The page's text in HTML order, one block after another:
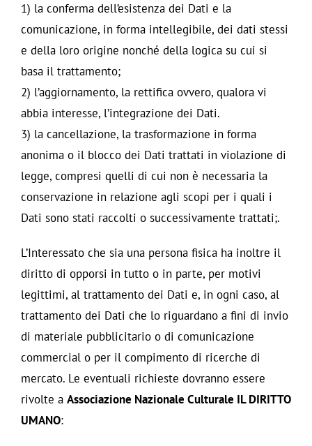
1) la conferma dell’esistenza dei Dati e la
comunicazione, in forma intellegibile, dei dati stessi
e della loro origine nonché della logica su cui si
basa il trattamento;
2) l’aggiornamento, la rettifica ovvero, qualora vi
abbia interesse, l’integrazione dei Dati.
3) la cancellazione, la trasformazione in forma
anonima o il blocco dei Dati trattati in violazione di
legge, compresi quelli di cui non è necessaria la
conservazione in relazione agli scopi per i quali i
Dati sono stati raccolti o successivamente trattati;.
L’Interessato che sia una persona fisica ha inoltre il
diritto di opporsi in tutto o in parte, per motivi
legittimi, al trattamento dei Dati e, in ogni caso, al
trattamento dei Dati che lo riguardano a fini di invio
di materiale pubblicitario o di comunicazione
commercial o per il compimento di ricerche di
mercato. Le eventuali richieste dovranno essere
rivolte a Associazione Nazionale Culturale IL DIRITTO
UMANO: